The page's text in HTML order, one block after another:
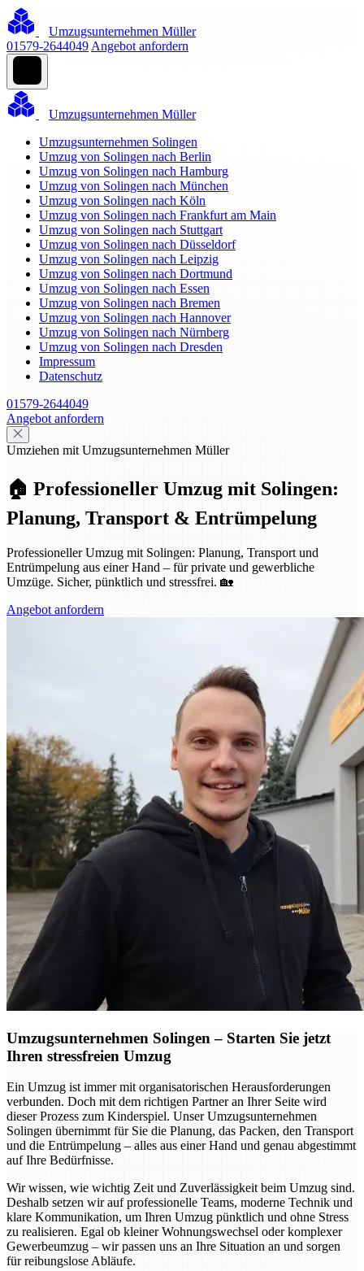
Umzugsunternehmen Müller
01579-2644049 Angebot anfordern
Umzugsunternehmen Müller
Umzugsunternehmen Solingen
Umzug von Solingen nach Berlin
Umzug von Solingen nach Hamburg
Umzug von Solingen nach München
Umzug von Solingen nach Köln
Umzug von Solingen nach Frankfurt am Main
Umzug von Solingen nach Stuttgart
Umzug von Solingen nach Düsseldorf
Umzug von Solingen nach Leipzig
Umzug von Solingen nach Dortmund
Umzug von Solingen nach Essen
Umzug von Solingen nach Bremen
Umzug von Solingen nach Hannover
Umzug von Solingen nach Nürnberg
Umzug von Solingen nach Dresden
Impressum
Datenschutz
01579-2644049
Angebot anfordern
Umziehen mit Umzugsunternehmen Müller
🏠 Professioneller Umzug mit Solingen:
Planung, Transport & Entrümpelung
Professioneller Umzug mit Solingen: Planung, Transport und
Entrümpelung aus einer Hand – für private und gewerbliche
Umzüge. Sicher, pünktlich und stressfrei. 🏡
Angebot anfordern
Umzugsunternehmen Solingen – Starten Sie jetzt
Ihren stressfreien Umzug
Ein Umzug ist immer mit organisatorischen Herausforderungen
verbunden. Doch mit dem richtigen Partner an Ihrer Seite wird
dieser Prozess zum Kinderspiel. Unser Umzugsunternehmen
Solingen übernimmt für Sie die Planung, das Packen, den Transport
und die Entrümpelung – alles aus einer Hand und genau abgestimmt
auf Ihre Bedürfnisse.
Wir wissen, wie wichtig Zeit und Zuverlässigkeit beim Umzug sind.
Deshalb setzen wir auf professionelle Teams, moderne Technik und
klare Kommunikation, um Ihren Umzug pünktlich und ohne Stress
zu realisieren. Egal ob kleiner Wohnungswechsel oder komplexer
Gewerbeumzug – wir passen uns an Ihre Situation an und sorgen
für reibungslose Abläufe.